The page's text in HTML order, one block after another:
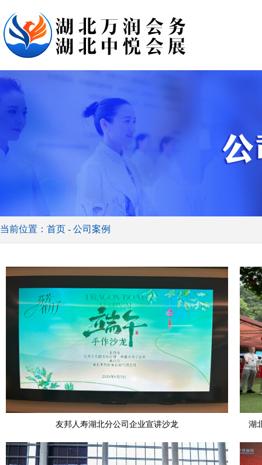
当前位置：首页 - 公司案例
友邦人寿湖北分公司企业宣讲沙龙 湖